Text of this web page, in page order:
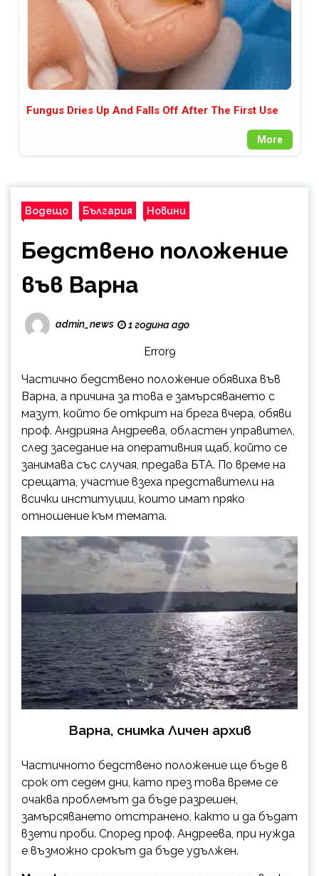
Fungus Dries Up And Falls Off After The First Use
More
Водещо България Новини
Бедствено положение
във Варна
admin_news 1 година ago
Error9
Частично бедствено положение обявиха във
Варна, а причина за това е замърсяването с
мазут, който бе открит на брега вчера, обяви
проф. Андрияна Андреева, областен управител,
след заседание на оперативния щаб, който се
занимава със случая, предава БТА. По време на
срещата, участие взеха представители на
всички институции, които имат пряко
отношение към темата.
Варна, снимка Личен архив
Частичното бедствено положение ще бъде в
срок от седем дни, като през това време се
очаква проблемът да бъде разрешен,
замърсяването отстранено, както и да бъдат
взети проби. Според проф. Андреева, при нужда
е възможно срокът да бъде удължен.